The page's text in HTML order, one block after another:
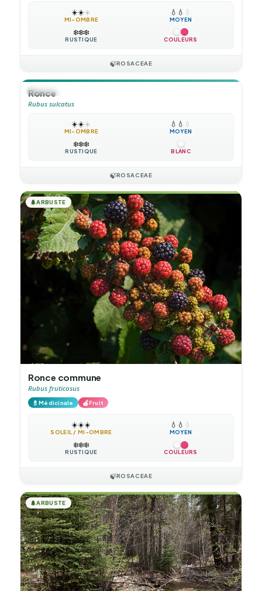
☀️☀️☀️
MI-OMBRE
💧 💧 💧
MOYEN
❄️❄️❄️
RUSTIQUE COULEURS
🍃ROSACEAE
🪴VIVACE
Ronce
Rubus sulcatus
☀️☀️☀️
MI-OMBRE
💧 💧 💧
MOYEN
❄️❄️❄️
RUSTIQUE BLANC
🍃ROSACEAE
🌲ARBUSTE
Ronce commune
Rubus fruticosus
💊Médicinale 🍎Fruit
☀️☀️☀️
SOLEIL / MI-OMBRE
💧 💧 💧
MOYEN
❄️❄️❄️
RUSTIQUE COULEURS
🍃ROSACEAE
🌲ARBUSTE